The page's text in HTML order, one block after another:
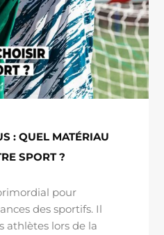
: QUEL MATÉRIAU
SPORT ?
pour
des sportifs. Il
athlètes lors de la